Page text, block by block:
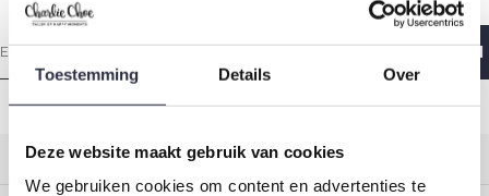
Toestemming Details Over
Deze website maakt gebruik van cookies
We gebruiken cookies om content en advertenties te
Kundendienst